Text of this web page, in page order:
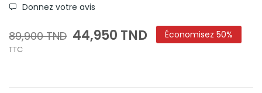
Donnez votre avis
89,900 TND 44,950 TND Économisez 50%
TTC